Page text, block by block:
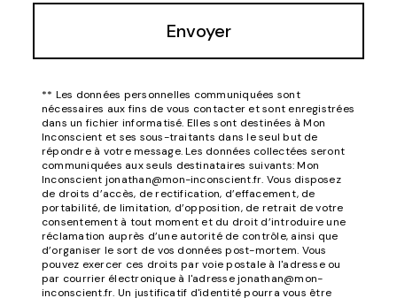
Envoyer
** Les données personnelles communiquées sont
nécessaires aux fins de vous contacter et sont enregistrées
dans un fichier informatisé. Elles sont destinées à Mon
Inconscient et ses sous-traitants dans le seul but de
répondre à votre message. Les données collectées seront
communiquées aux seuls destinataires suivants: Mon
Inconscient jonathan@mon-inconscient.fr. Vous disposez
de droits d’accès, de rectification, d’effacement, de
portabilité, de limitation, d’opposition, de retrait de votre
consentement à tout moment et du droit d’introduire une
réclamation auprès d’une autorité de contrôle, ainsi que
d’organiser le sort de vos données post-mortem. Vous
pouvez exercer ces droits par voie postale à l'adresse ou
par courrier électronique à l'adresse jonathan@mon-
inconscient.fr. Un justificatif d'identité pourra vous être